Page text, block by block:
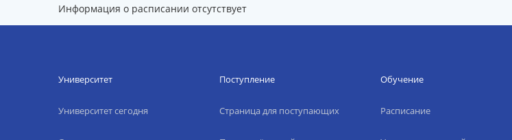
Информация о расписании отсутствует
Университет
Университет сегодня
Поступление
Страница для поступающих
Обучение
Расписание